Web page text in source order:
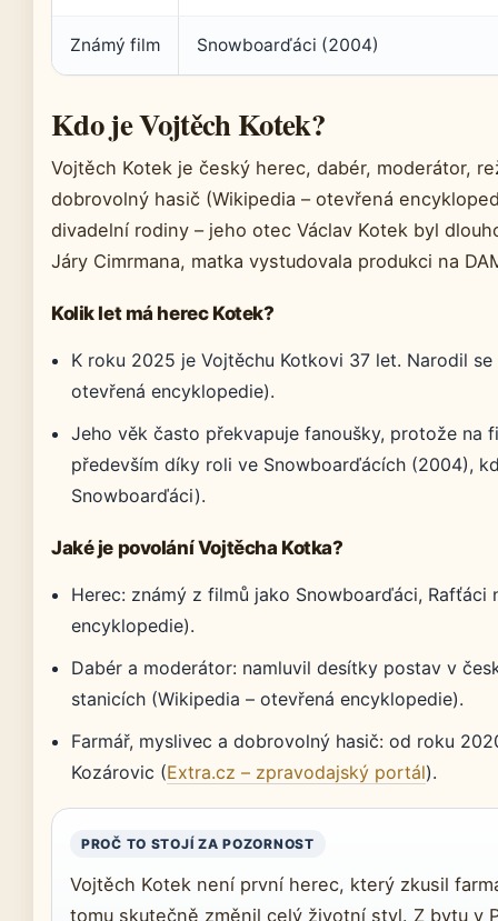
Známý film Snowboarďáci (2004)
Kdo je Vojtěch Kotek?
Vojtěch Kotek je český herec, dabér, moderátor,
dobrovolný hasič (Wikipedia – otevřená
divadelní rodiny – jeho otec Václav Kotek byl
Járy Cimrmana, matka vystudovala produkci na
Kolik let má herec Kotek?
K roku 2025 je Vojtěchu Kotkovi 37 let. Narodil
otevřená encyklopedie).
Jeho věk často překvapuje fanoušky, protože na
především díky roli ve Snowboarďácích (2004),
Snowboarďáci).
Jaké je povolání Vojtěcha Kotka?
Herec: známý z filmů jako Snowboarďáci,
encyklopedie).
Dabér a moderátor: namluvil desítky postav v
stanicích (Wikipedia – otevřená encyklopedie).
Farmář, myslivec a dobrovolný hasič: od roku
Kozárovic (Extra.cz – zpravodajský portál).
PROČ TO STOJÍ ZA POZORNOST
Vojtěch Kotek není první herec, který zkusil
tomu skutečně změnil celý životní styl. Z bytu v